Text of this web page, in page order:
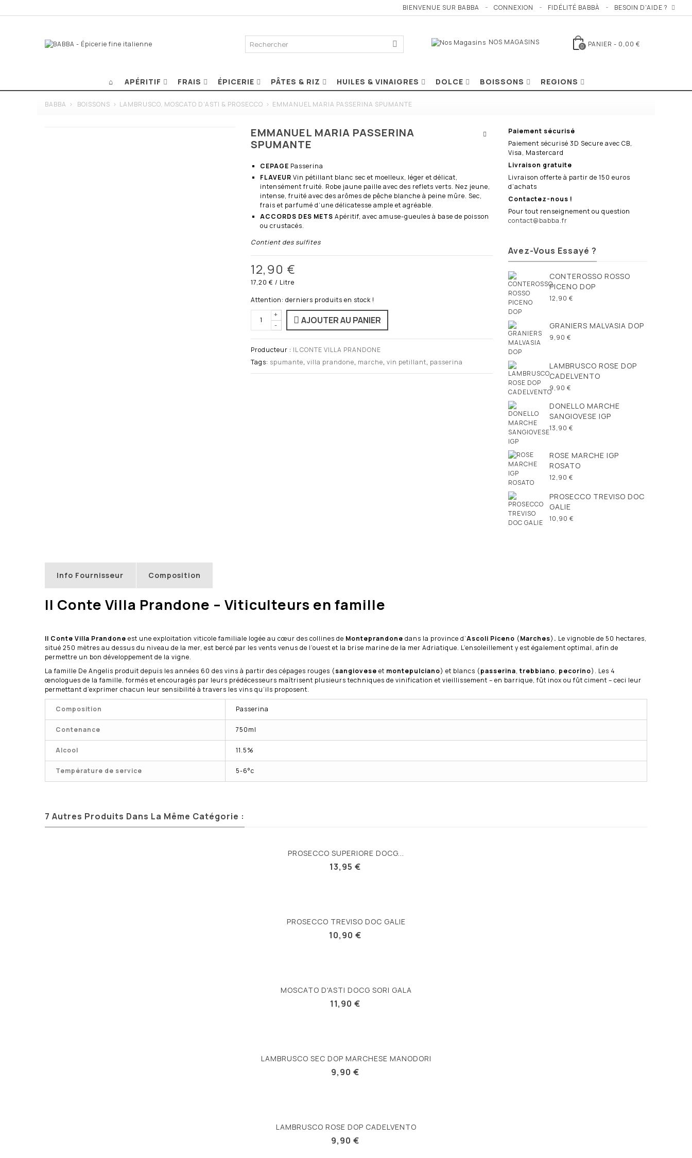
BESOIN D'AIDE ?
FIDÉLITÉ BABBÀ
CONNEXION
BIENVENUE SUR BABBA
0 PANIER - 0,00 €
NOS MAGASINS
APÉRITIF FRAIS ÉPICERIE PÂTES & RIZ HUILES & VINAIGRES DOLCE BOISSONS REGIONS
BABBA > BOISSONS > LAMBRUSCO, MOSCATO D'ASTI & PROSECCO > EMMANUEL MARIA PASSERINA SPUMANTE
EMMANUEL MARIA PASSERINA
SPUMANTE
CEPAGE Passerina
FLAVEUR Vin pétillant blanc sec et moelleux, léger et délicat,
intensément fruité. Robe jaune paille avec des reflets verts. Nez jeune,
intense, fruité avec des arômes de pêche blanche à peine mûre. Sec,
frais et parfumé d’une délicatesse ample et agréable.
ACCORDS DES METS Apéritif, avec amuse-gueules à base de poisson
ou crustacés.
Contient des sulfites
12,90 €
17,20 € / Litre
Attention: derniers produits en stock !
-
+ AJOUTER AU PANIER
Producteur : IL CONTE VILLA PRANDONE
Tags: spumante, villa prandone, marche, vin petillant, passerina
Paiement sécurisé
Paiement sécurisé 3D Secure avec CB,
Visa, Mastercard
Livraison gratuite
Livraison offerte à partir de 150 euros
d’achats
Contactez-nous !
Pour tout renseignement ou question
contact@babba.fr
Avez-Vous Essayé ?
CONTEROSSO ROSSO
PICENO DOP
12,90 €
GRANIERS MALVASIA DOP
9,90 €
LAMBRUSCO ROSE DOP
CADELVENTO
9,90 €
DONELLO MARCHE
SANGIOVESE IGP
13,90 €
ROSE MARCHE IGP
ROSATO
12,90 €
PROSECCO TREVISO DOC
GALIE
10,90 €
Info Fournisseur Composition
Il Conte Villa Prandone – Viticulteurs en famille
Il Conte Villa Prandone est une exploitation viticole familiale logée au cœur des collines de Monteprandone dans la province d’Ascoli Piceno (Marches) . Le vignoble de 50 hectares,
situé 250 mètres au dessus du niveau de la mer, est bercé par les vents venus de l’ouest et la brise marine de la mer Adriatique. L’ensoleillement y est également optimal, afin de
permettre un bon développement de la vigne.
La famille De Angelis produit depuis les années 60 des vins à partir des cépages rouges (sangiovese et montepulciano) et blancs (passerina,trebbiano, pecorino). Les 4
œnologues de la famille, formés et encouragés par leurs prédécesseurs maîtrisent plusieurs techniques de vinification et vieillissement – en barrique, fût inox ou fût ciment – ceci leur
permettant d’exprimer chacun leur sensibilité à travers les vins qu’ils proposent.
Composition Passerina
Contenance 750ml
Alcool 11.5%
Température de service 5-6°c
7 Autres Produits Dans La Même Catégorie :
PROSECCO SUPERIORE DOCG...
13,95 €
PROSECCO TREVISO DOC GALIE
10,90 €
MOSCATO D'ASTI DOCG SORI GALA
11,90 €
LAMBRUSCO SEC DOP MARCHESE MANODORI
9,90 €
LAMBRUSCO ROSE DOP CADELVENTO
9,90 €